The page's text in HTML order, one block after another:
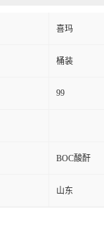
喜玛
桶装
99
BOC酸酐
山东